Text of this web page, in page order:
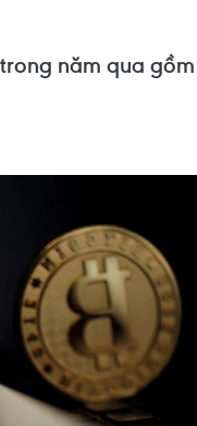
năm qua gồm